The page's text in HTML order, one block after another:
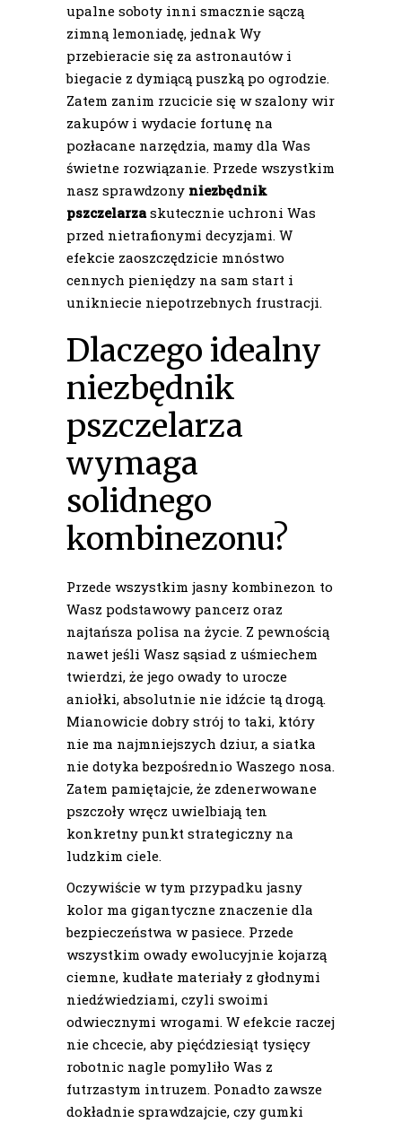
upalne soboty inni smacznie sączą
zimną lemoniadę, jednak Wy
przebieracie się za astronautów i
biegacie z dymiącą puszką po ogrodzie.
Zatem zanim rzucicie się w szalony wir
zakupów i wydacie fortunę na
pozłacane narzędzia, mamy dla Was
świetne rozwiązanie. Przede wszystkim
nasz sprawdzony niezbędnik
pszczelarzaskutecznie uchroni Was
przed nietrafionymi decyzjami. W
efekcie zaoszczędzicie mnóstwo
cennych pieniędzy na sam start i
unikniecie niepotrzebnych frustracji.
Dlaczego idealny
niezbędnik
pszczelarza
wymaga
solidnego
kombinezonu?
Przede wszystkim jasny kombinezon to
Wasz podstawowy pancerz oraz
najtańsza polisa na życie. Z pewnością
nawet jeśli Wasz sąsiad z uśmiechem
twierdzi, że jego owady to urocze
aniołki, absolutnie nie idźcie tą drogą.
Mianowicie dobry strój to taki, który
nie ma najmniejszych dziur, a siatka
nie dotyka bezpośrednio Waszego nosa.
Zatem pamiętajcie, że zdenerwowane
pszczoły wręcz uwielbiają ten
konkretny punkt strategiczny na
ludzkim ciele.
Oczywiście w tym przypadku jasny
kolor ma gigantyczne znaczenie dla
bezpieczeństwa w pasiece. Przede
wszystkim owady ewolucyjnie kojarzą
ciemne, kudłate materiały z głodnymi
niedźwiedziami, czyli swoimi
odwiecznymi wrogami. W efekcie raczej
nie chcecie, aby pięćdziesiąt tysięcy
robotnic nagle pomyliło Was z
futrzastym intruzem. Ponadto zawsze
dokładnie sprawdzajcie, czy gumki